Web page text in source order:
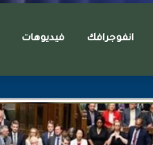
انفوجرافك فيديوهات